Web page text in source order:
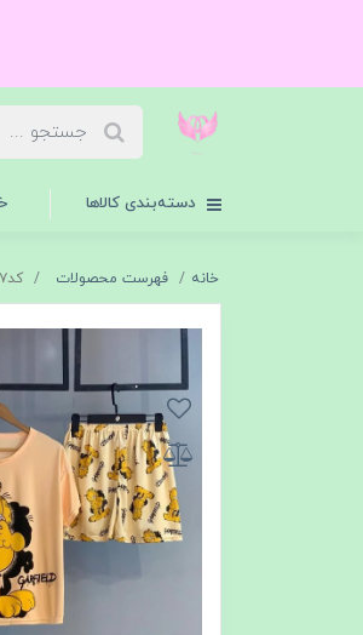
دسته‌بندی کالاها
خانه فهرست محصولات کد۴۲۷